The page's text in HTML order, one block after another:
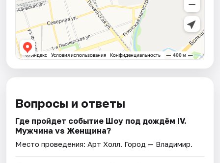
Вопросы и ответы
Где пройдет событие Шоу под дождём IV.
Мужчина vs Женщина?
Место проведения:Арт Холл. Город — Владимир.